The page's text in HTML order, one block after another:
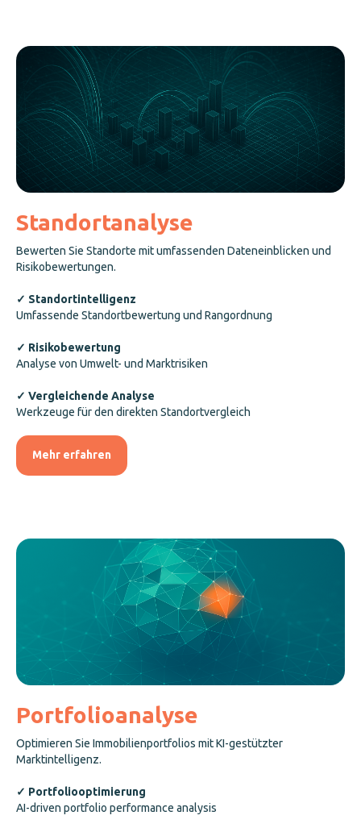
Standortanalyse
Bewerten Sie Standorte mit umfassenden Dateneinblicken und
Risikobewertungen.
✓ Standortintelligenz
Umfassende Standortbewertung und Rangordnung
✓ Risikobewertung
Analyse von Umwelt- und Marktrisiken
✓ Vergleichende Analyse
Werkzeuge für den direkten Standortvergleich
Mehr erfahren
Portfolioanalyse
Optimieren Sie Immobilienportfolios mit KI-gestützter
Marktintelligenz.
✓ Portfoliooptimierung
AI-driven portfolio performance analysis